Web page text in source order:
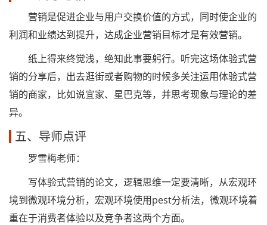
营销是促进企业与用户交换价值的方式，同时使企业的
利润和业绩达到提升，达成企业营销目标才是有效营销。
纸上得来终觉浅，绝知此事要躬行。听完这场体验式营
销的分享后，出去逛街或者购物的时候多关注运用体验式营
销的商家，比如说宜家、星巴克等，并思考现象与理论的差
异。
五、导师点评
罗雪梅老师：
写体验式营销的论文，逻辑思维一定要清晰，从宏观环
境到微观环境分析，宏观环境使用pest分析法，微观环境着
重在于消费者体验以及竞争者这两个方面。